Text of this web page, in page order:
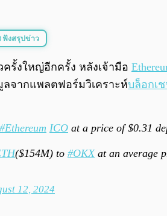
ฟังสรุปข่าว
รั้งใหญ่อีกครั้ง หลังเจ้ามือ
ลจากแพลตฟอร์มวิเคราะห์บล็อกเ
#Ethereum ICO at a price of $0.31
($154M) to #OKXat an average
12, 2024